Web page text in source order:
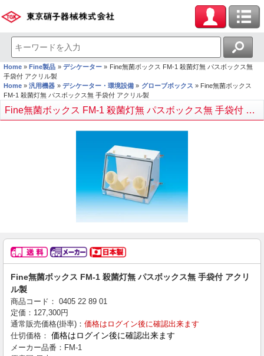
Home Fine製品 デシケーター
Fine無菌ボックス FM-1 殺菌灯無 パスボックス無
手袋付 アクリル製
Home
汎用機器 デシケーター・環境設備 グローブボックス
Fine無菌ボックス
FM-1 殺菌灯無 パスボックス無 手袋付 アクリル製
Fine無菌ボックス FM-1 殺菌灯無 パスボックス無 手袋付 アクリル製
Fine無菌ボックス FM-1 殺菌灯無 パスボックス無 手袋付 アクリ
ル製
商品コード： 0405 22 89 01
定価： 127,300円
通常販売価格(掛率)： 価格はログイン後に確認出来ます
仕切価格： 価格はログイン後に確認出来ます
メーカー品番： FM-1